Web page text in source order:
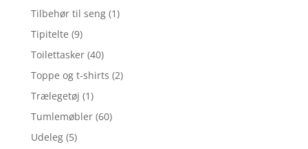
Tilbehør til seng (1)
Tipitelte (9)
Toilettasker (40)
Toppe og t-shirts (2)
Trælegetøj (1)
Tumlemøbler (60)
Udeleg (5)